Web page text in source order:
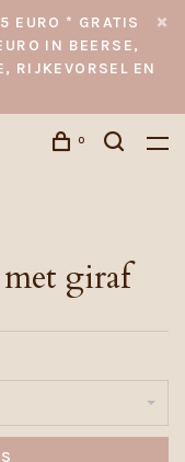
EURO * GRATIS
IN BEERSE,
RIJKEVORSEL EN
0
giraf